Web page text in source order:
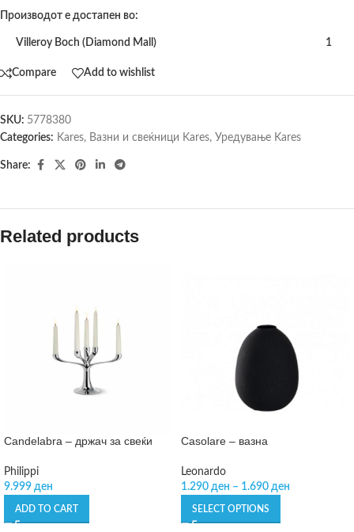
Производот е достапен во:
Villeroy Boch (Diamond Mall) 1
Compare Add to wishlist
SKU: 5778380
Categories: Kares, Вазни и свеќници Kares, Уредување Kares
Share:
Related products
Candelabra – држач за свеќи
Philippi
9.999 ден
ADD TO CART
Casolare – вазна
Leonardo
1.290 ден – 1.690 ден
SELECT OPTIONS